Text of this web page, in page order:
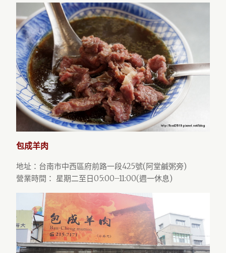
包成羊肉
地址：台南市中西區府前路一段425號(阿堂鹹粥旁)
營業時間： 星期二至日05:00–11:00(週一休息)